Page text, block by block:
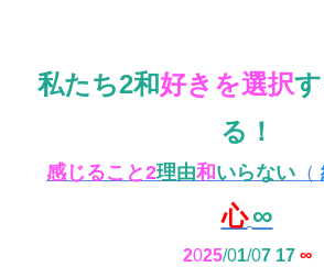
私たち2和好きを選択
る！
感じること2理由和いらない （
心 ∞
2025/01/07 17 ∞